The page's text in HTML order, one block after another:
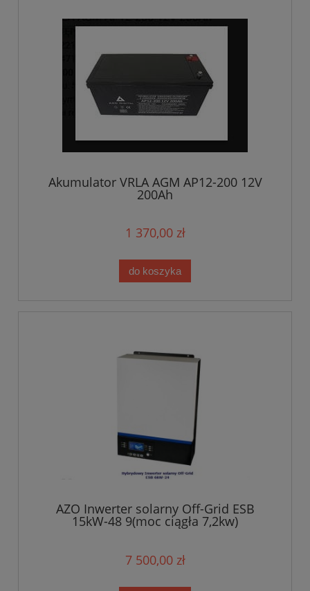
Akumulator VRLA AGM AP12-200 12V
200Ah
1 370,00 zł
do koszyka
AZO Inwerter solarny Off-Grid ESB
15kW-48 9(moc ciągła 7,2kw)
7 500,00 zł